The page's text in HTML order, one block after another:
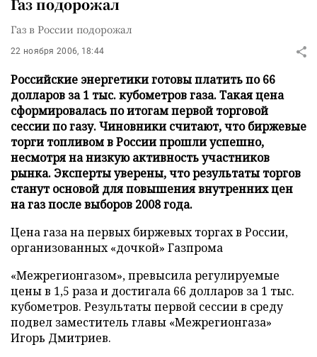
Газ подорожал
Газ в России подорожал
22 ноября 2006, 18:44
Российские энергетики готовы платить по 66
долларов за 1 тыс. кубометров газа. Такая цена
сформировалась по итогам первой торговой
сессии по газу. Чиновники считают, что биржевые
торги топливом в России прошли успешно,
несмотря на низкую активность участников
рынка. Эксперты уверены, что результаты торгов
станут основой для повышения внутренних цен
на газ после выборов 2008 года.
Цена газа на первых биржевых торгах в России,
организованных «дочкой» Газпрома
«Межрегионгазом», превысила регулируемые
цены в 1,5 раза и достигала 66 долларов за 1 тыс.
кубометров. Результаты первой сессии в среду
подвел заместитель главы «Межрегионгаза»
Игорь Дмитриев.